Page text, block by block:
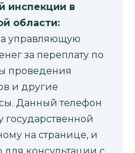
инспекции в
области:
управляющую
за переплату по
проведения
и другие
Данный телефон
государственной
на странице, и